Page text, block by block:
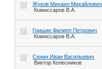
Жуков Михаил Михайлович
Комиссаров В.А.
Гришин Филипп Петрович
Комиссаров В.А.
Сенин Иван Васильевич
Виктор Колесников